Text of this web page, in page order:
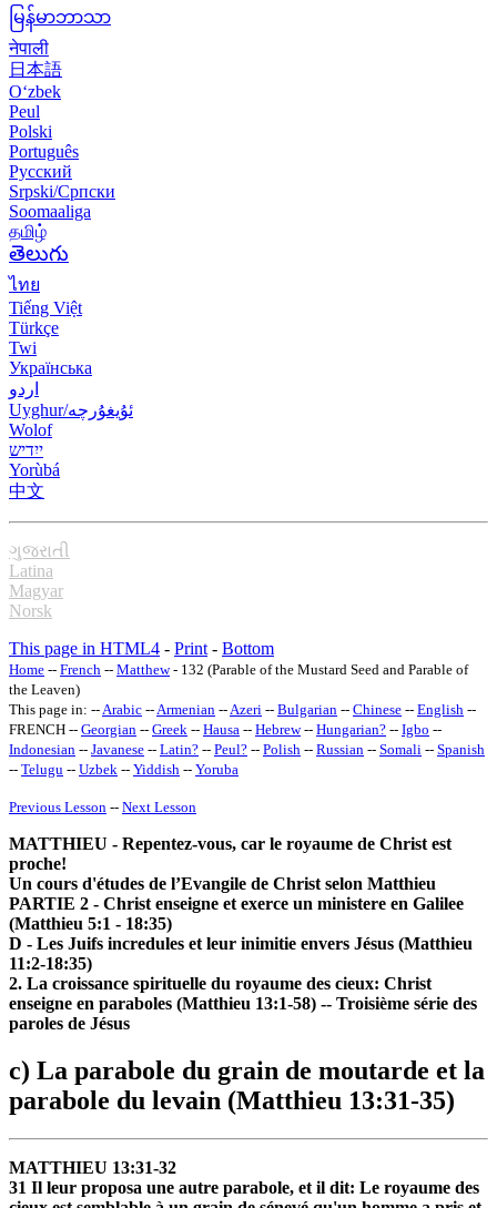
မြန်မာဘာသာ
नेपाली
日本語
O‘zbek
Peul
Polski
Português
Русский
Srpski/Српски
Soomaaliga
தமிழ்
తెలుగు
ไทย
Tiếng Việt
Türkçe
Twi
Українська
اردو
Uyghur/ئۇيغۇرچه
Wolof
ייִדיש
Yorùbá
中文
ગુજરાતી
Latina
Magyar
Norsk
This page in HTML4 - Print - Bottom
Home -- French -- Matthew- 132 (Parable of the Mustard Seed and Parable of
the Leaven)
This page in: -- Arabic -- Armenian -- Azeri -- Bulgarian -- Chinese -- English --
FRENCH -- Georgian -- Greek -- Hausa -- Hebrew-- Hungarian? -- Igbo --
Indonesian -- Javanese -- Latin? -- Peul? -- Polish -- Russian -- Somali -- Spanish
-- Telugu -- Uzbek -- Yiddish -- Yoruba
Previous Lesson -- Next Lesson
MATTHIEU - Repentez-vous, car le royaume de Christ est
proche!
Un cours d'études de l’Evangile de Christ selon Matthieu
PARTIE 2 - Christ enseigne et exerce un ministere en Galilee
(Matthieu 5:1 - 18:35)
D - Les Juifs incredules et leur inimitie envers Jésus (Matthieu
11:2-18:35)
2. La croissance spirituelle du royaume des cieux: Christ
enseigne en paraboles (Matthieu 13:1-58) -- Troisième série des
paroles de Jésus
c) La parabole du grain de moutarde et la
parabole du levain (Matthieu 13:31-35)
MATTHIEU 13:31-32
31 Il leur proposa une autre parabole, et il dit: Le royaume des